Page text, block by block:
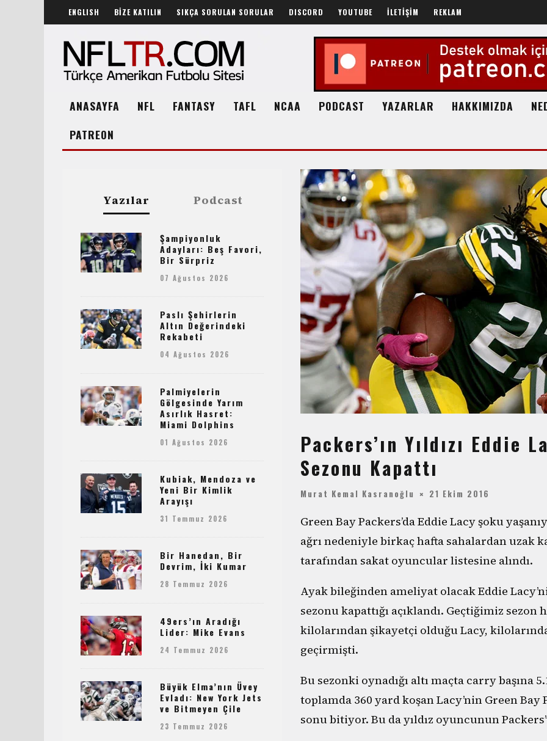
ENGLISH BİZE KATILIN SIKÇA SORULAN SORULAR DISCORD YOUTUBE İLETİŞİM REKLAM
ANASAYFA NFL FANTASY TAFL NCAA PODCAST YAZARLAR HAKKIMIZDA
PATREON
Packers’ın Yıldızı Eddie
Sezonu Kapattı
Murat Kemal Kasranoğlu 21 Ekim 2016
Green Bay Packers’da Eddie Lacy şoku
ağrı nedeniyle birkaç hafta sahalardan uzak
tarafından sakat oyuncular listesine alındı.
Ayak bileğinden ameliyat olacak Eddie
sezonu kapattığı açıklandı. Geçtiğimiz
kilolarından şikayetçi olduğu Lacy,
geçirmişti.
Bu sezonki oynadığı altı maçta carry başına
toplamda 360 yard koşan Lacy’nin Green
sonu bitiyor. Bu da yıldız oyuncunun
Yazılar Podcast
Şampiyonluk
Adayları: Beş Favori,
Bir Sürpriz
07 Ağustos 2026
Paslı Şehirlerin
Altın Değerindeki
Rekabeti
04 Ağustos 2026
Palmiyelerin
Gölgesinde Yarım
Asırlık Hasret:
Miami Dolphins
01 Ağustos 2026
Kubiak, Mendoza ve
Yeni Bir Kimlik
Arayışı
31 Temmuz 2026
Bir Hanedan, Bir
Devrim, İki Kumar
28 Temmuz 2026
49ers’ın Aradığı
Lider: Mike Evans
24 Temmuz 2026
Büyük Elma’nın Üvey
Evladı: New York Jets
ve Bitmeyen Çile
23 Temmuz 2026